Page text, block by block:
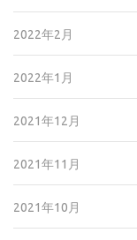
2022年2月
2022年1月
2021年12月
2021年11月
2021年10月